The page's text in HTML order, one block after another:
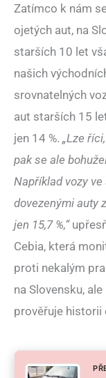
Zatímco k nám
ojetých aut, na
starších 10 let
našich
srovnatelných
aut starších 15
jen 14 %. „Lze
pak se ale
Například vozy
dovezenými auty
jen 15,7 %,“
Cebia, která
proti nekalým
na Slovensku,
prověřuje historii